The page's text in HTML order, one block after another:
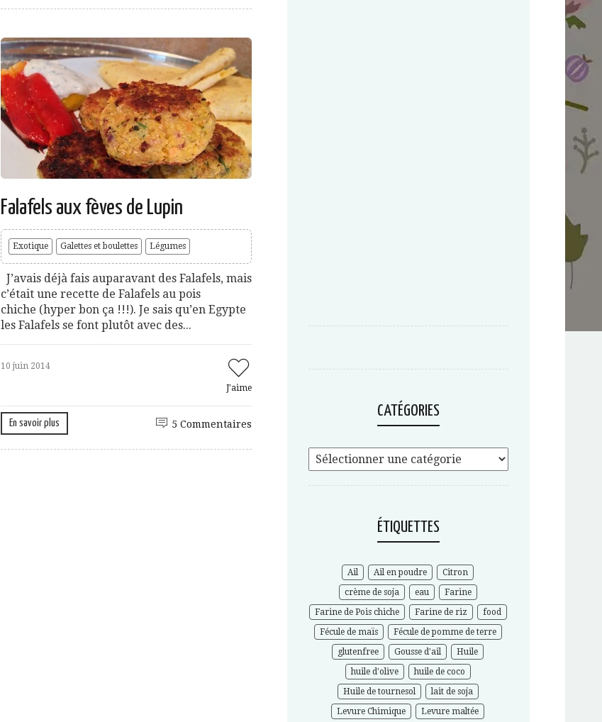
Falafels aux fèves de Lupin
Exotique Galettes et boulettes Légumes
J’avais déjà fais auparavant des Falafels, mais
c’était une recette de Falafels au pois
chiche (hyper bon ça !!!). Je sais qu’en Egypte
les Falafels se font plutôt avec des...
10 juin 2014
J'aime
En savoir plus 5 Commentaires
CATÉGORIES
ÉTIQUETTES
Ail Ail en poudre
Citron
crème de soja
eau
Farine
Farine de Pois chiche
Farine de riz
food
Fécule de maïs
Fécule de pomme de terre
glutenfree
Gousse d'ail
Huile
huile d'olive
huile de coco
Huile de tournesol
lait de soja
Levure Chimique
Levure maltée